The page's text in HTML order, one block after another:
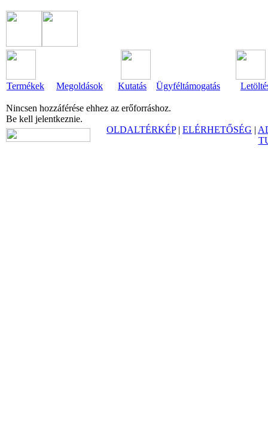
Termékek Megoldások Kutatás Ügyféltámogatás
Nincsen hozzáférése ehhez az erőforráshoz.
Be kell jelentkeznie.
OLDALTÉRKÉP| ELÉRHETŐSÉG |